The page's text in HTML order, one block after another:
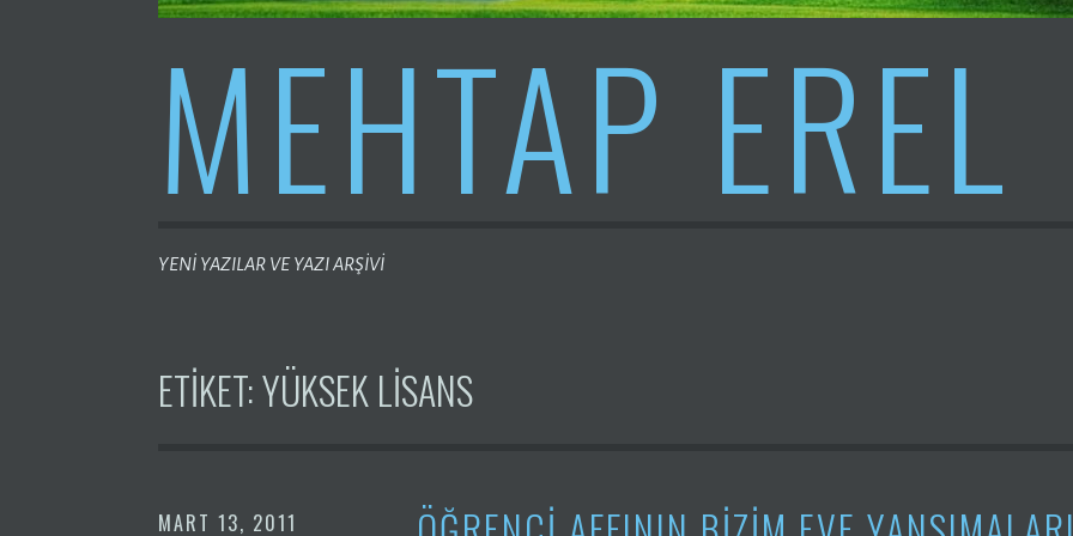
MEHTAP EREL
YENİ YAZILAR VE YAZI ARŞİVİ
ETIKET:YÜKSEK LISANS
MART 13, 2011